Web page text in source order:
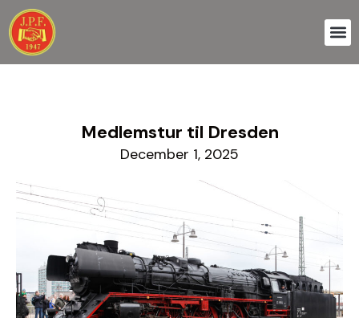
Skip
to
content
Medlemstur til Dresden
December 1, 2025